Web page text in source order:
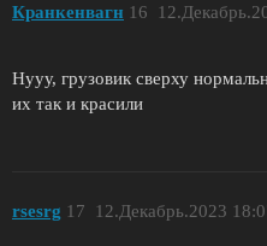
Кранкенвагн 16
Нууу, грузовик сверху
их так и красили
rsesrg 12.Декабрь.2023
17